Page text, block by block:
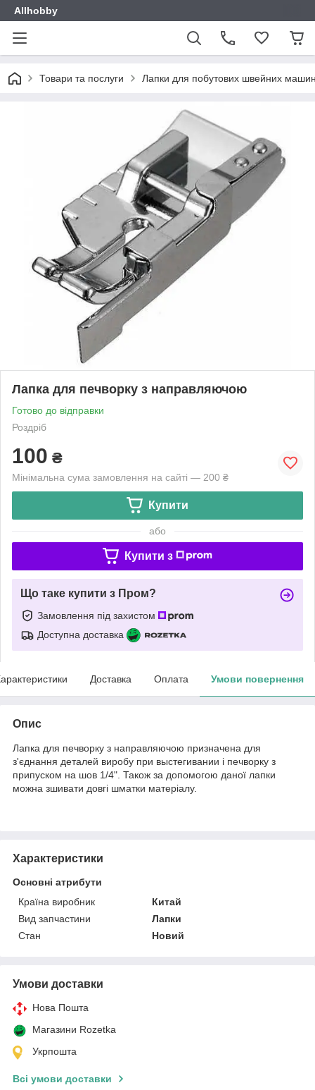
Allhobby
Товари та послуги Лапки для побутових швейних
Лапка для печворку з направляючою
Готово до відправки
Роздріб
100 ₴
Мінімальна сума замовлення на сайті — 200 ₴
Купити
або
Купити з
Що таке купити з Пром?
Замовлення під захистом
Доступна доставка
Доставка Оплата Умови повернення
Опис
Лапка для печворку з направляючою призначена для
з'єднання деталей виробу при выстегивании і печворку з
припуском на шов 1/4". Також за допомогою даної лапки
можна зшивати довгі шматки матеріалу.
Характеристики
Основні атрибути
Країна виробник
Китай
Вид запчастини
Лапки
Стан
Новий
Умови доставки
Нова Пошта
Магазини Rozetka
Укрпошта
Всі умови доставки